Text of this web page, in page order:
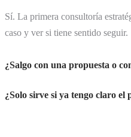
Sí. La primera consultoría
caso y ver si tiene sentido seguir.
¿Salgo con una propuesta o
¿Solo sirve si ya tengo claro el